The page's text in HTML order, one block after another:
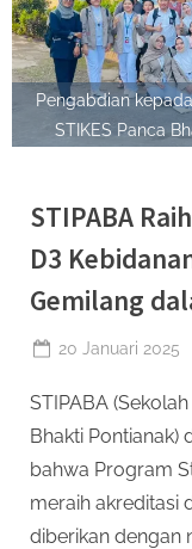
Pengabdian
STIKES Panca
STIPABA
D3
Gemilang
Posted
20 Januari 2025
STIPABA
Bhakti
bahwa Program
meraih akreditasi
diberikan